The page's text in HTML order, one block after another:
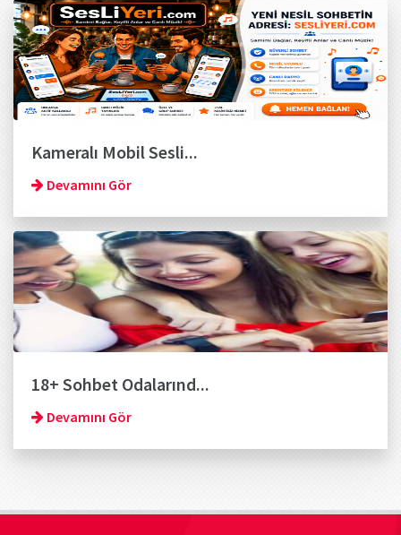
Kameralı Mobil Sesli...
Devamını Gör
18+ Sohbet Odalarınd...
Devamını Gör